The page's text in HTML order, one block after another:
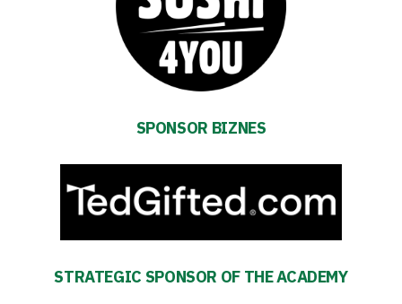
Table
schedule
Tickets
SPONSOR BIZNES
STRATEGIC SPONSOR OF THE ACADEMY